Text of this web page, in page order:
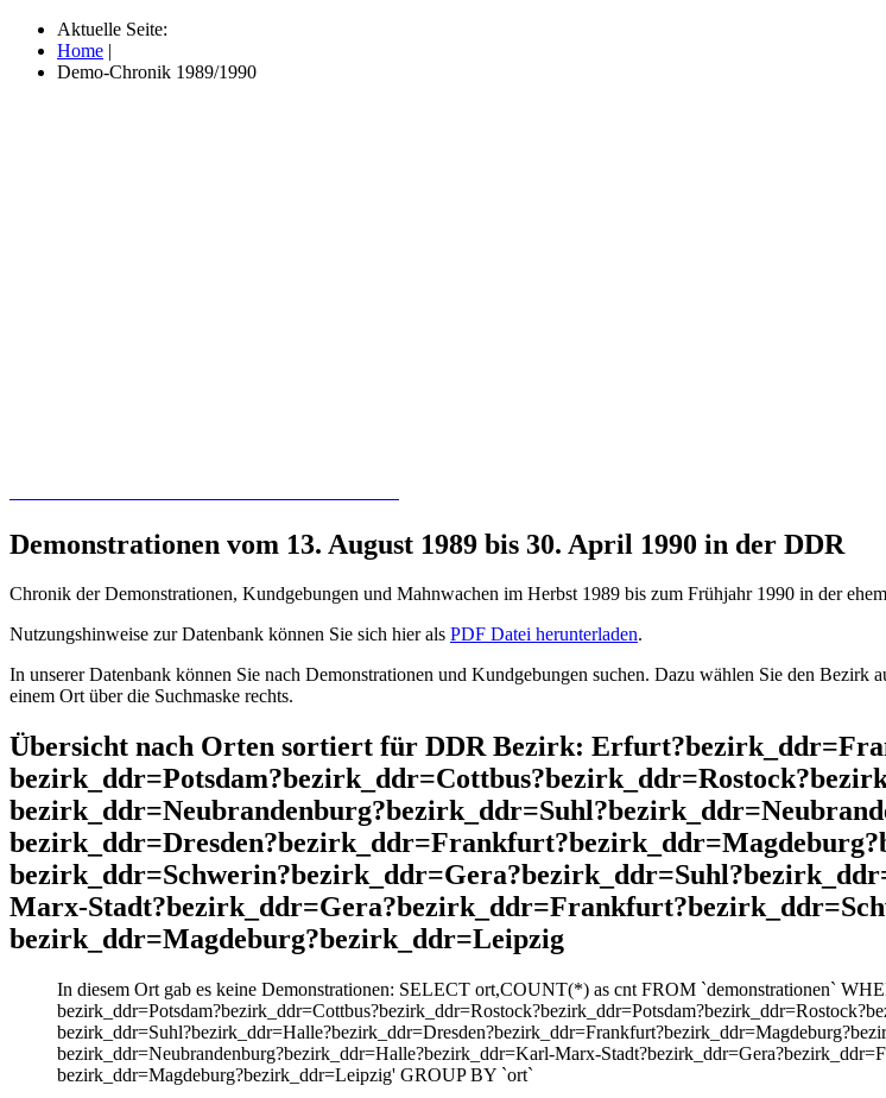
Aktuelle Seite:
Home |
Demo-Chronik 1989/1990
Demonstrationen vom 13. August 1989 bis 30. April 1990 in der DDR
Chronik der Demonstrationen, Kundgebungen und Mahnwachen im Herbst 1989 bis zum Frühjahr 1990 in der
Nutzungshinweise zur Datenbank können Sie sich hier als PDF Datei herunterladen.
In unserer Datenbank können Sie nach Demonstrationen und Kundgebungen suchen. Dazu wählen Sie den
einem Ort über die Suchmaske rechts.
Übersicht nach Orten sortiert für DDR Bezirk:
Marx-
bezirk_ddr=Magdeburg?bezirk_ddr=Leipzig
In diesem Ort gab es keine Demonstrationen: SELECT ort,COUNT(*) as cnt FROM `demonstrationen`
bezirk_ddr=Neubrandenburg?bezirk_ddr=Halle?bezirk_ddr=Karl-Marx-
bezirk_ddr=Magdeburg?bezirk_ddr=Leipzig' GROUP BY `ort`